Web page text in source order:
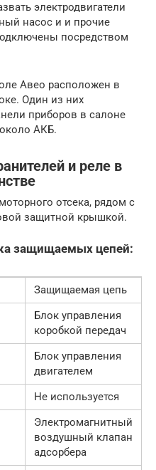
электродвигатели
насос и и прочие
посредством
Авео расположен в
Один из них
приборов в салоне
АКБ.
и реле в
отсека, рядом с
защитной крышкой.
защищаемых цепей:
Защищаемая цепь
Блок управления
коробкой передач
Блок управления
двигателем
Не используется
Электромагнитный
воздушный клапан
адсорбера